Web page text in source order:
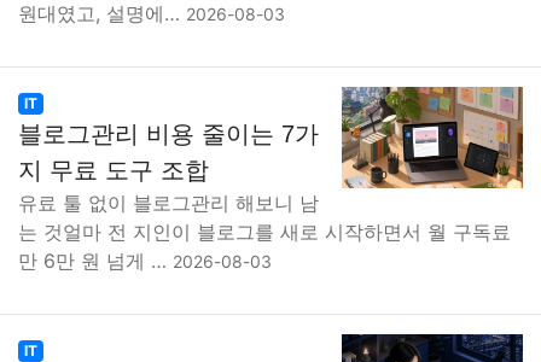
원대였고, 설명에… 2026-08-03
IT
블로그관리 비용 줄이는 7가
지 무료 도구 조합
유료 툴 없이 블로그관리 해보니 남
는 것얼마 전 지인이 블로그를 새로 시작하면서 월 구독료
만 6만 원 넘게 … 2026-08-03
IT